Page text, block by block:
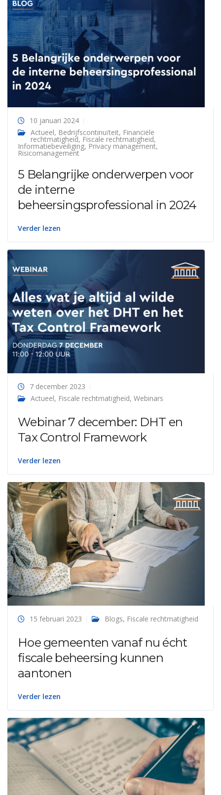
10 januari 2024
Actueel, Bedrijfscontinuïteit, Financiële
rechtmatigheid, Fiscale rechtmatigheid,
Informatiebeveiliging, Privacy management,
Risicomanagement
5 Belangrijke onderwerpen voor
de interne
beheersingsprofessional in 2024
Verder lezen
7 december 2023
Actueel, Fiscale rechtmatigheid, Webinars
Webinar 7 december: DHT en
Tax Control Framework
Verder lezen
15 februari 2023 Blogs, Fiscale rechtmatigheid
Hoe gemeenten vanaf nu écht
fiscale beheersing kunnen
aantonen
Verder lezen